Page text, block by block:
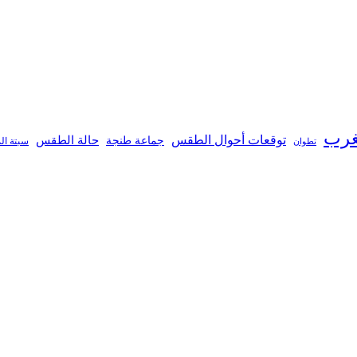
تطوان توقعات أحوال الطقس جماعة طنجة حالة الطقس سبتة